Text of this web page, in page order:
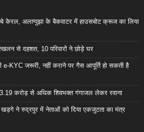
केरल, अलाप्पुझा के बैकवाटर में हाउसबोट क्रूज का लिया
से दहशत, 10 परिवारों ने छोड़े घर
KYC जरूरी, नहीं कराने पर गैस आपूर्ति हो सकती है
3.19 करोड़ से अधिक शिवभक्त गंगाजल लेकर रवाना
खड़गे ने रुद्रपुर में नेताओं को दिया एकजुटता का मंत्र